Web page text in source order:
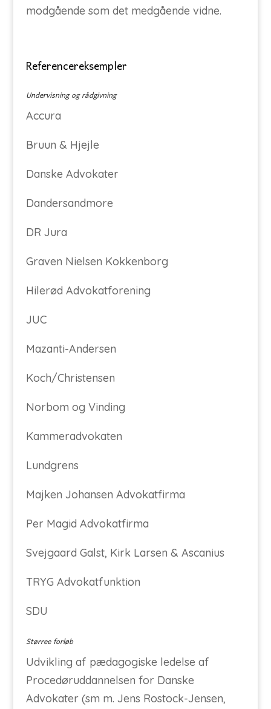
modgående som det medgående vidne.
Referencereksempler
Undervisning og rådgivning
Accura
Bruun & Hjejle
Danske Advokater
Dandersandmore
DR Jura
Graven Nielsen Kokkenborg
Hilerød Advokatforening
JUC
Mazanti-Andersen
Koch/Christensen
Norbom og Vinding
Kammeradvokaten
Lundgrens
Majken Johansen Advokatfirma
Per Magid Advokatfirma
Svejgaard Galst, Kirk Larsen & Ascanius
TRYG Advokatfunktion
SDU
Størree forløb
Udvikling af pædagogiske ledelse af
Procedøruddannelsen for Danske
Advokater (sm m. Jens Rostock-Jensen,